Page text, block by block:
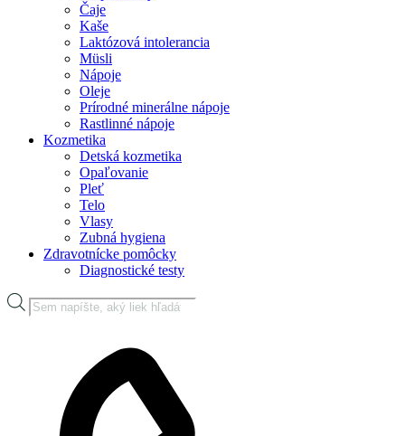
Čaje
Kaše
Laktózová intolerancia
Müsli
Nápoje
Oleje
Prírodné minerálne nápoje
Rastlinné nápoje
Kozmetika
Detská kozmetika
Opaľovanie
Pleť
Telo
Vlasy
Zubná hygiena
Zdravotnícke pomôcky
Diagnostické testy
Products
search